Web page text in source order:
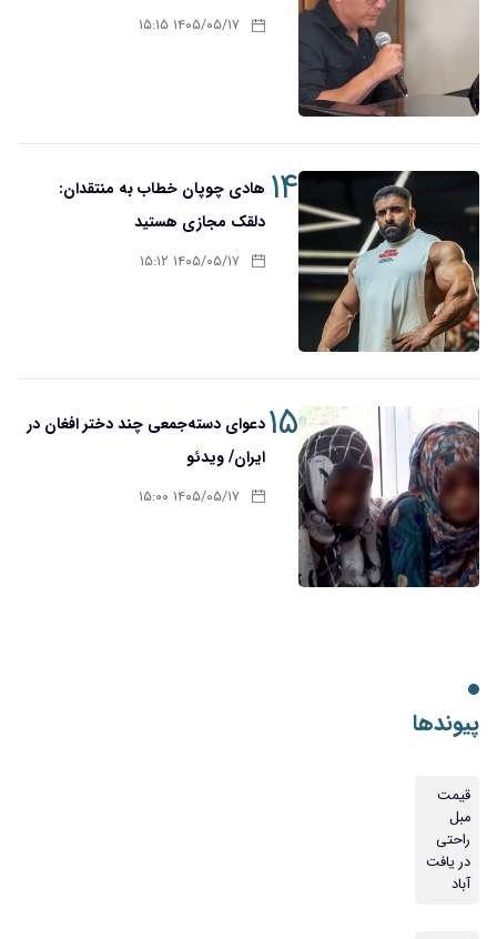
۱۴۰۵/۰۵/۱۷ ۱۵:۱۵
۱۴ هادی چوپان خطاب به منتقدان:
دلقک مجازی هستید
۱۴۰۵/۰۵/۱۷ ۱۵:۱۲
۱۵دعوای دسته‌جمعی چند دختر افغان در
ایران/ ویدئو
۱۴۰۵/۰۵/۱۷ ۱۵:۰۰
پیوندها
قیمت
مبل
راحتی
در یافت
آباد